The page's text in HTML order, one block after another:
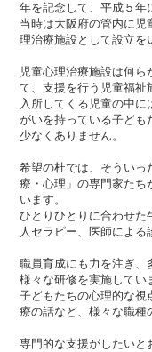
年を記念して、平成５年
当時は大阪府の管内に
理治療施設として設立を
児童心理治療施設は何
て、支援を行う児童福祉
入所してくる児童の中
がいを持っている子ども
少なくありません。
希望の杜では、そういっ
療・心理」の専門家たち
います。
ひとりひとりに合わせた
人セラピー、医師による
職員育成にも力を注ぎ、
様々な研修を実施してい
子どもたちの心理的な視
療の話など、様々な職種
専門的な支援がしたいと